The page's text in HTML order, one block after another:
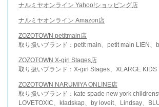
ナルミヤオンライン Yahoo!ショッピング店
ナルミヤオンライン Amazon店
ZOZOTOWN petitmain店
取り扱いブランド：petit main、petit main LIEN、
ZOZOTOWN X-girl Stages店
取り扱いブランド：X-girl Stages、XLARGE KIDS
ZOZOTOWN NARUMIYA ONLINE店
取り扱いブランド：kate spade new york
LOVETOXIC、kladskap、by loveit、Lindsay、